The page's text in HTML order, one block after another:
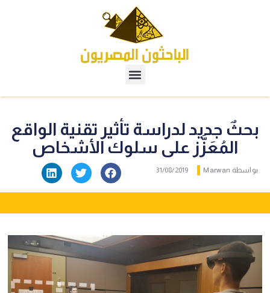
بحثٌ جديد لدراسة تأثير تقنية الواقع
المُعَزَّز على سلوك الأشخاص
بواسطة 31/08/2019